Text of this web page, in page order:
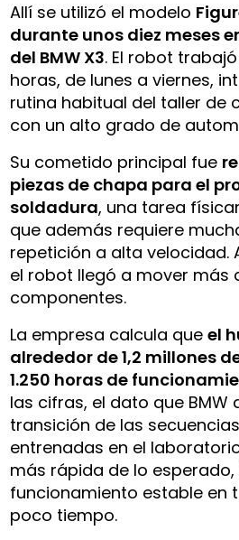
Allí se utilizó el modelo
durante unos diez meses
del BMW X3. El robot
horas, de lunes a viernes,
rutina habitual del taller de
con un alto grado de
Su cometido principal fue
piezas de chapa para el
soldadura, una tarea
que además requiere
repetición a alta velocidad.
el robot llegó a mover más
componentes.
La empresa calcula queel
alrededor de 1,2 millones
1.250 horas de
las cifras, el dato que BMW
transición de las
entrenadas en el
más rápida de lo
funcionamiento estable en
poco tiempo.